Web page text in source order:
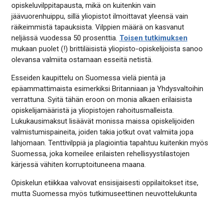
opiskeluvilppitapausta, mikä on kuitenkin vain
jäävuorenhuippu, sillä yliopistot ilmoittavat yleensä vain
räikeimmistä tapauksista. Vilppien määrä on kasvanut
neljässä vuodessa 50 prosenttia. Toisen tutkimuksen
mukaan puolet (!) brittiläisistä yliopisto-opiskelijoista sanoo
olevansa valmiita ostamaan esseitä netistä.
Esseiden kaupittelu on Suomessa vielä pientä ja
epäammattimaista esimerkiksi Britanniaan ja Yhdysvaltoihin
verrattuna. Syitä tähän eroon on monia alkaen erilaisista
opiskelijamääristä ja yliopistojen rahoitusmalleista.
Lukukausimaksut lisäävät monissa maissa opiskelijoiden
valmistumispaineita, joiden takia jotkut ovat valmiita jopa
lahjomaan. Tenttivilppiä ja plagiointia tapahtuu kuitenkin myös
Suomessa, joka komeilee erilaisten rehellisyystilastojen
kärjessä vähiten korruptoituneena maana.
Opiskelun etiikkaa valvovat ensisijaisesti oppilaitokset itse,
mutta Suomessa myös tutkimuseettinen neuvottelukunta